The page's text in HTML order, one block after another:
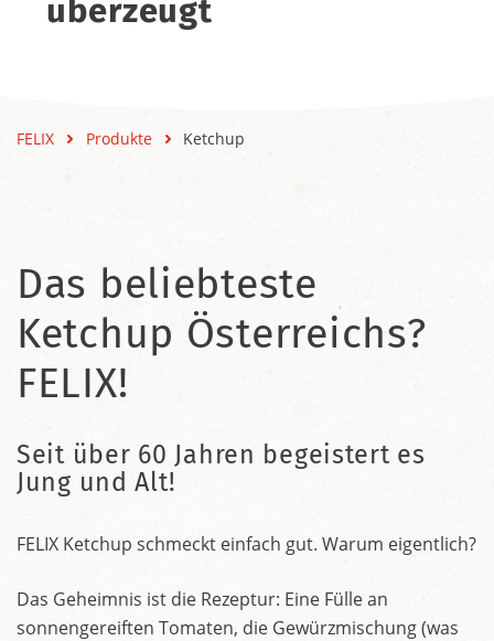
überzeugt
FELIX Produkte Ketchup
Das beliebteste
Ketchup Österreichs?
FELIX!
Seit über 60 Jahren begeistert es
Jung und Alt!
FELIX Ketchup schmeckt einfach gut. Warum eigentlich?
Das Geheimnis ist die Rezeptur: Eine Fülle an
sonnengereiften Tomaten, die Gewürzmischung (was